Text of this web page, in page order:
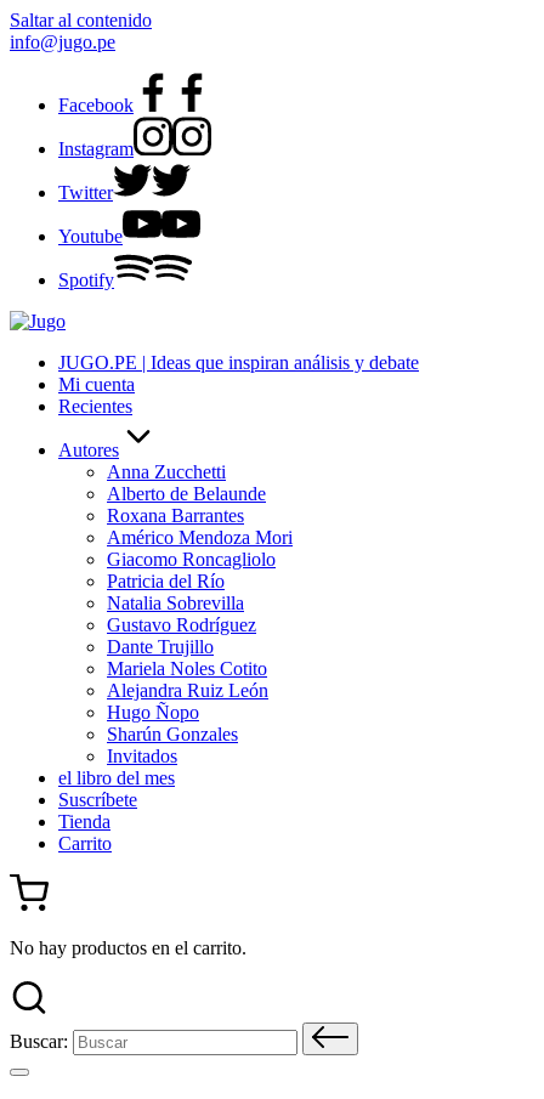
Saltar al contenido
info@jugo.pe
Facebook
Instagram
Twitter
Youtube
Spotify
JUGO.PE | Ideas que inspiran análisis y debate
Mi cuenta
Recientes
Autores
Anna Zucchetti
Alberto de Belaunde
Roxana Barrantes
Américo Mendoza Mori
Giacomo Roncagliolo
Patricia del Río
Natalia Sobrevilla
Gustavo Rodríguez
Dante Trujillo
Mariela Noles Cotito
Alejandra Ruiz León
Hugo Ñopo
Sharún Gonzales
Invitados
el libro del mes
Suscríbete
Tienda
Carrito
No hay productos en el carrito.
Buscar: